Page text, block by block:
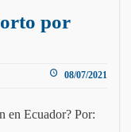
por
08/07/2021
en Ecuador? Por: